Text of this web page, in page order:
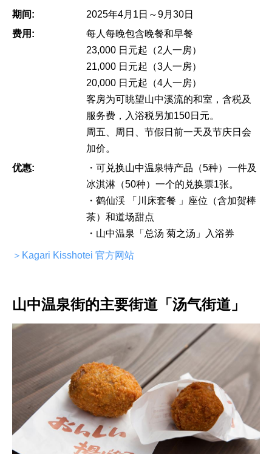
期间:
2025年4月1日～9月30日
费用:
每人每晚包含晚餐和早餐
23,000 日元起（2人一房）
21,000 日元起（3人一房）
20,000 日元起（4人一房）
客房为可眺望山中溪流的和室，含税及
服务费，入浴税另加150日元。
周五、周日、节假日前一天及节庆日会
加价。
优惠:
・可兑换山中温泉特产品（5种）一件及
冰淇淋（50种）一个的兑换票1张。
・鹤仙渓 「川床套餐 」座位（含加贺棒
茶）和道场甜点
・山中温泉「总汤 菊之汤」入浴券
＞Kagari Kisshotei 官方网站
山中温泉街的主要街道「汤气街道」